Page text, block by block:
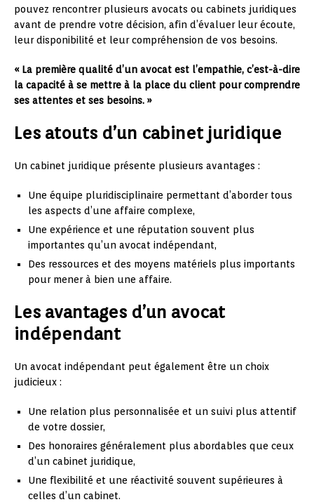
pouvez rencontrer plusieurs avocats ou cabinets juridiques
avant de prendre votre décision, afin d’évaluer leur écoute,
leur disponibilité et leur compréhension de vos besoins.
« La première qualité d’un avocat est l’empathie, c’est-à-dire
la capacité à se mettre à la place du client pour comprendre
ses attentes et ses besoins. »
Les atouts d’un cabinet juridique
Un cabinet juridique présente plusieurs avantages :
Une équipe pluridisciplinaire permettant d’aborder tous
les aspects d’une affaire complexe,
Une expérience et une réputation souvent plus
importantes qu’un avocat indépendant,
Des ressources et des moyens matériels plus importants
pour mener à bien une affaire.
Les avantages d’un avocat
indépendant
Un avocat indépendant peut également être un choix
judicieux :
Une relation plus personnalisée et un suivi plus attentif
de votre dossier,
Des honoraires généralement plus abordables que ceux
d’un cabinet juridique,
Une flexibilité et une réactivité souvent supérieures à
celles d’un cabinet.